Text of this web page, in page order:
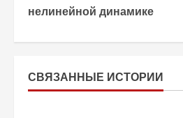
л
ж
и
нелинейной динамике
СВЯЗАННЫЕ ИСТОРИИ